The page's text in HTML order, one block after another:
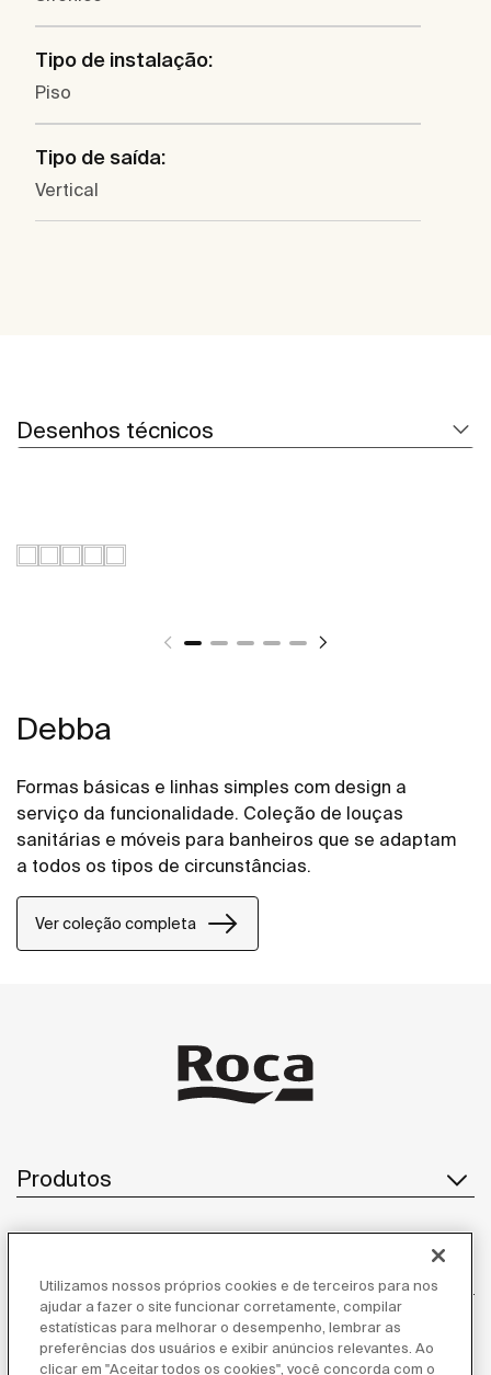
Tipo de instalação:
Piso
Tipo de saída:
Vertical
Desenhos técnicos
Debba
Formas básicas e linhas simples com design a
serviço da funcionalidade. Coleção de louças
sanitárias e móveis para banheiros que se adaptam
a todos os tipos de circunstâncias.
Ver coleção completa
Produtos
Atendimento ao cliente
Utilizamos nossos próprios cookies e de terceiros para nos
ajudar a fazer o site funcionar corretamente, compilar
estatísticas para melhorar o desempenho, lembrar as
preferências dos usuários e exibir anúncios relevantes. Ao
clicar em "Aceitar todos os cookies", você concorda com o